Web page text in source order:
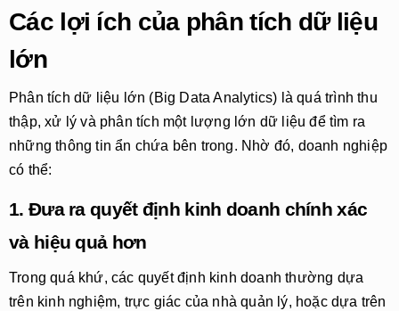
Các lợi ích của phân tích dữ liệu
lớn
Phân tích dữ liệu lớn (Big Data Analytics) là quá trình thu
thập, xử lý và phân tích một lượng lớn dữ liệu để tìm ra
những thông tin ẩn chứa bên trong. Nhờ đó, doanh nghiệp
có thể:
1. Đưa ra quyết định kinh doanh chính xác
và hiệu quả hơn
Trong quá khứ, các quyết định kinh doanh thường dựa
trên kinh nghiệm, trực giác của nhà quản lý, hoặc dựa trên